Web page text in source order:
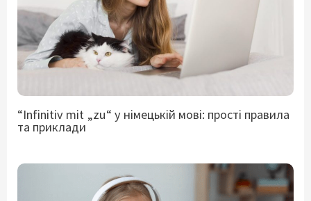
“Infinitiv mit „zu“ у німецькій мові: прості правила
та приклади